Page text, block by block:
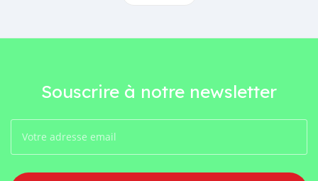
Souscrire à notre newsletter